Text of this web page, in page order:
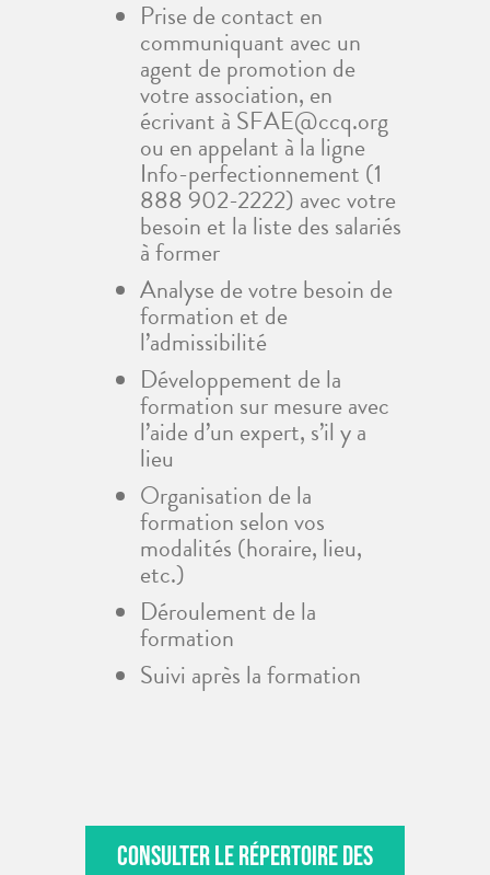
Prise de contact en
communiquant avec un
agent de promotion de
votre association, en
écrivant à SFAE@ccq.org
ou en appelant à la ligne
Info-perfectionnement (1
888 902-2222) avec votre
besoin et la liste des salariés
à former
Analyse de votre besoin de
formation et de
l’admissibilité
Développement de la
formation sur mesure avec
l’aide d’un expert, s’il y a
lieu
Organisation de la
formation selon vos
modalités (horaire, lieu,
etc.)
Déroulement de la
formation
Suivi après la formation
CONSULTER LE RÉPERTOIRE DES